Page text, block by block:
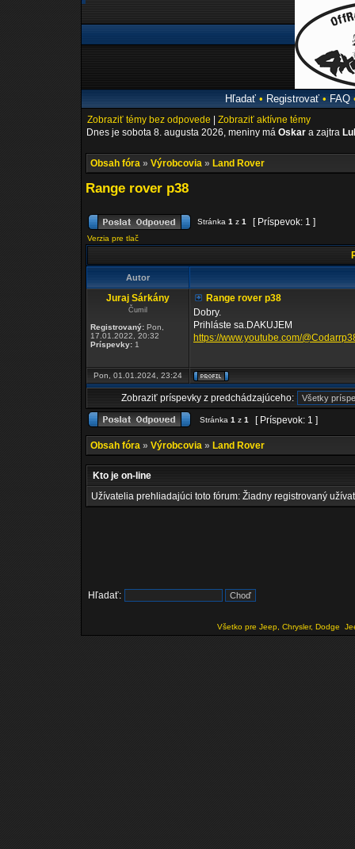
Hľadať• Registrovať• FAQ
Zobraziť témy bez odpovede
Zobraziť aktívne témy
Dnes je sobota 8. augusta 2026, meniny má Oskar a zajtra
Obsah fóra » Výrobcovia » Land Rover
Range rover p38
Stránka 1 z 1 [ Príspevok: 1 ]
Verzia pre tlač
Autor
Juraj Sárkány
Čumil
Registrovaný: Pon,
17.01.2022, 20:32
Príspevky: 1
Range rover p38
Dobry.
Prihláste sa.DAKUJEM
https://www.youtube.com/
Pon, 01.01.2024, 23:24
Zobraziť príspevky z predchádzajúceho:
Stránka 1 z 1 [ Príspevok: 1 ]
Obsah fóra » Výrobcovia » Land Rover
Kto je on-line
Užívatelia prehliadajúci toto fórum: Žiadny registrovaný
Hľadať:
Všetko pre Jeep, Chrysler, Dodge